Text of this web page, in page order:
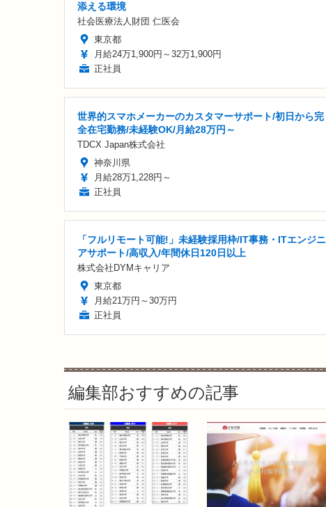
添える環境
社会医療法人財団 仁医会
東京都
月給24万1,900円～32万1,900円
正社員
世界的スマホメーカーのカスタマーサポート/初日から完
全在宅勤務/未経験OK/月給28万円～
TDCX Japan株式会社
神奈川県
月給28万1,228円～
正社員
「フルリモート可能!」未経験採用枠/IT事務・ITエンジニ
アサポート/高収入/年間休日120日以上
株式会社DYMキャリア
東京都
月給21万円～30万円
正社員
編集部おすすめの記事